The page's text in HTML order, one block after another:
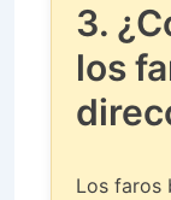
3.
los
Los faros